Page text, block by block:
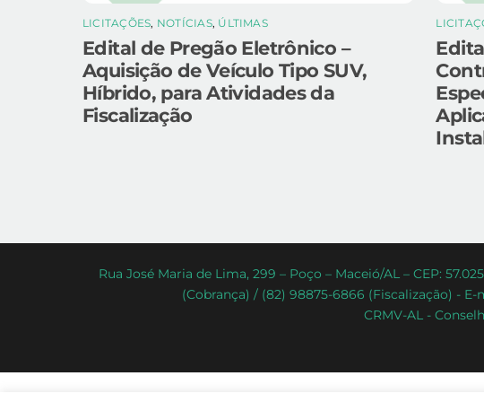
LICITAÇÕES, NOTÍCIAS, ÚLTIMAS
Edital de Pregão Eletrônico –
Aquisição de Veículo Tipo SUV,
Híbrido, para Atividades da
Fiscalização
Rua José Maria de Lima, 299 – Poço – Maceió/AL – CEP:
(Cobrança) / (82) 98875-6866 (Fiscalização) -
CRMV-AL -